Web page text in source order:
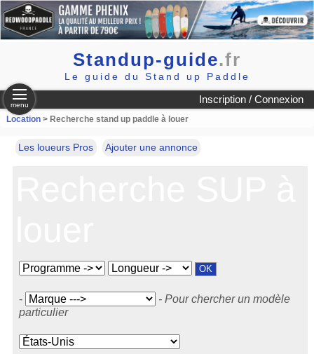
Standup-guide.fr
Le guide du Stand up Paddle
Inscription / Connexion
menu
Location> Recherche stand up paddle à louer
Les loueurs Pros Ajouter une annonce
-
- Pour chercher un modèle
particulier